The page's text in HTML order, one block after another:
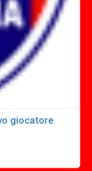
giocatore